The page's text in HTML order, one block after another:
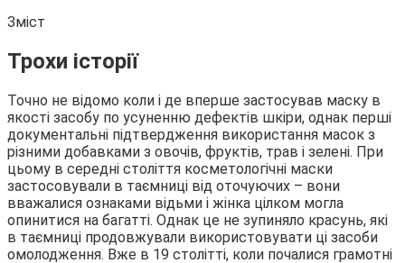
Зміст
Трохи історії
Точно не відомо коли і де вперше застосував маску в
якості засобу по усуненню дефектів шкіри, однак перші
документальні підтвердження використання масок з
різними добавками з овочів, фруктів, трав і зелені. При
цьому в середні століття косметологічні маски
застосовували в таємниці від оточуючих – вони
вважалися ознаками відьми і жінка цілком могла
опинитися на багатті. Однак це не зупиняло красунь, які
в таємниці продовжували використовувати ці засоби
омолодження. Вже в 19 столітті, коли почалися грамотні